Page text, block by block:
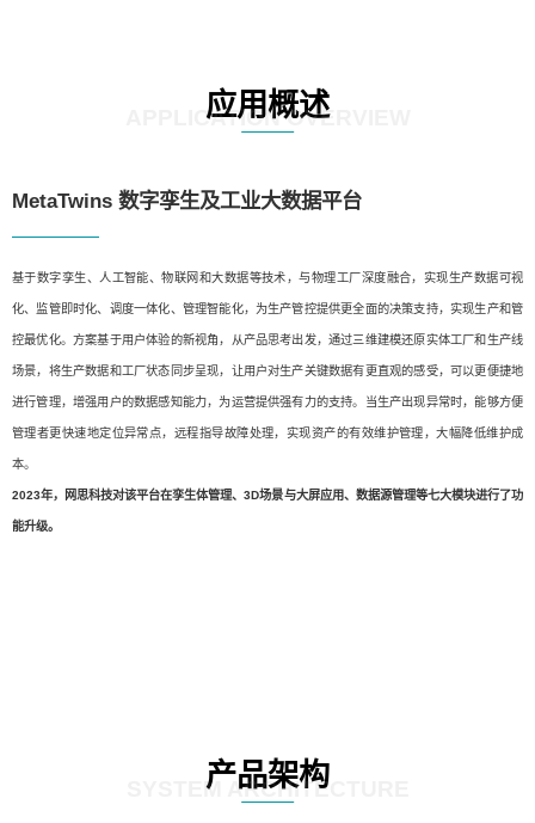
应用概述
APPLICATION OVERVIEW
MetaTwins 数字孪生及工业大数据平台
基于数字孪生、人工智能、物联网和大数据等技术，与物理工厂深度融合，实现生产数据可视
化、监管即时化、调度一体化、管理智能化，为生产管控提供更全面的决策支持，实现生产和管
控最优化。方案基于用户体验的新视角，从产品思考出发，通过三维建模还原实体工厂和生产线
场景，将生产数据和工厂状态同步呈现，让用户对生产关键数据有更直观的感受，可以更便捷地
进行管理，增强用户的数据感知能力，为运营提供强有力的支持。当生产出现异常时，能够方便
管理者更快速地定位异常点，远程指导故障处理，实现资产的有效维护管理，大幅降低维护成
本。
2023年，网思科技对该平台在孪生体管理、3D场景与大屏应用、数据源管理等七大模块进行了功
能升级。
产品架构
SYSTEM ARCHITECTURE